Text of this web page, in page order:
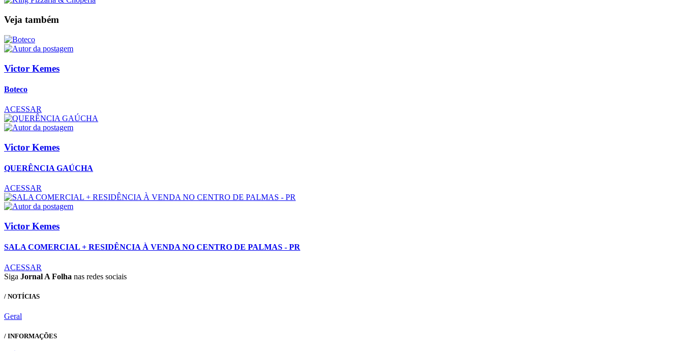
Veja também
Victor Kemes
Boteco
ACESSAR
Victor Kemes
QUERÊNCIA GAÚCHA
ACESSAR
Victor Kemes
SALA COMERCIAL + RESIDÊNCIA À VENDA NO CENTRO DE PALMAS - PR
ACESSAR
Siga Jornal A Folha nas redes sociais
/ NOTÍCIAS
Geral
/ INFORMAÇÕES